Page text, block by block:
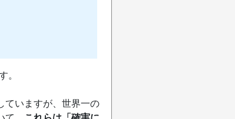
ていますが、世界一の